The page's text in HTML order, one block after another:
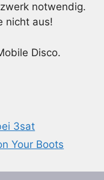
notwendig.
nicht aus!
Disco.
3sat
Your Boots